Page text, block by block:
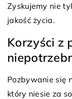
Zyskujemy nie
jakość życia.
Korzyści z
Pozbywanie się
który niesie za